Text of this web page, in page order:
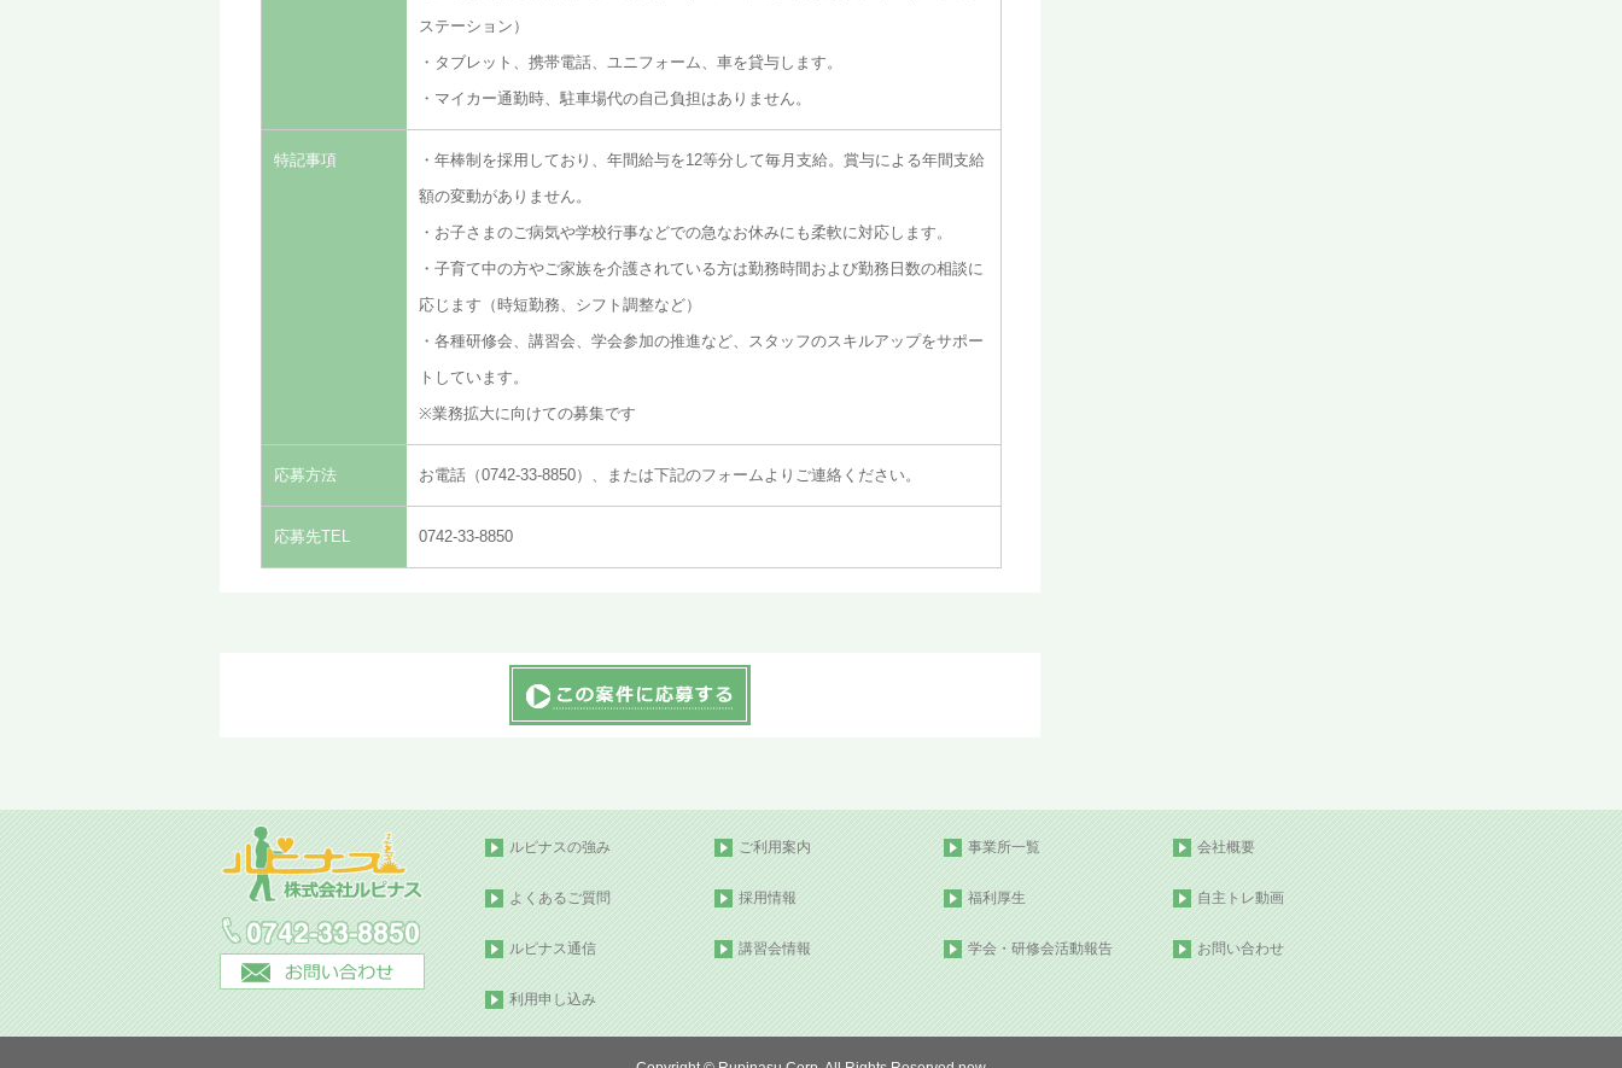
ステーション）
・タブレット、携帯電話、ユニフォーム、車を貸与します。
・マイカー通勤時、駐車場代の自己負担はありません。
特記事項
・年棒制を採用しており、年間給与を12等分して毎月支給。賞与による年間支給
額の変動がありません。
・お子さまのご病気や学校行事などでの急なお休みにも柔軟に対応します。
・子育て中の方やご家族を介護されている方は勤務時間および勤務日数の相談に
応じます（時短勤務、シフト調整など）
・各種研修会、講習会、学会参加の推進など、スタッフのスキルアップをサポー
トしています。
※業務拡大に向けての募集です
応募方法 お電話（0742-33-8850）、または下記のフォームよりご連絡ください。
応募先TEL 0742-33-8850
ルピナスの強み ご利用案内 事業所一覧 会社概要
よくあるご質問 採用情報 福利厚生 自主トレ動画
ルピナス通信 講習会情報 学会・研修会活動報告 お問い合わせ
利用申し込み